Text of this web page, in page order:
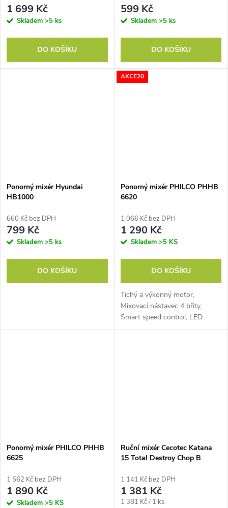
1 699 Kč
Skladem >5 ks
DO KOŠÍKU
599 Kč
Skladem >5 ks
DO KOŠÍKU
Ponorný mixér Hyundai
HB1000
660 Kč bez DPH
799 Kč
Skladem >5 ks
DO KOŠÍKU
AKCE20
Ponorný mixér PHILCO PHHB
6620
1 066 Kč bez DPH
1 290 Kč
Skladem >5 KS
DO KOŠÍKU
Tichý a výkonný motor,
Mixovací nástavec 4 břity,
Smart speed control, LED
indikátor provozu.
Ponorný mixér PHILCO PHHB
6625
1 562 Kč bez DPH
1 890 Kč
Skladem >5 KS
Ruční mixér Cecotec Katana
15 Total Destroy Chop B
1 141 Kč bez DPH
1 381 Kč
Měrná
1 381 Kč / 1 ks